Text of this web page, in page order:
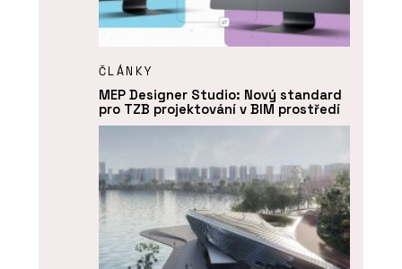
ČLÁNKY
MEP Designer Studio: Nový standard
pro TZB projektování v BIM prostředí